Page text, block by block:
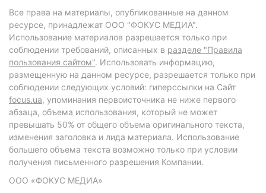
Все права на материалы, опубликованные на данном
ресурсе, принадлежат ООО "ФОКУС МЕДИА".
Использование материалов разрешается только при
соблюдении требований, описанных в разделе "Правила
пользования сайтом". Использовать информацию,
размещенную на данном ресурсе, разрешается только при
соблюдении следующих условий: гиперссылки на Сайт
focus.ua, упоминания первоисточника не ниже первого
абзаца, объема использования, который не может
превышать 50% от общего объема оригинального текста,
изменения заголовка и лида материала. Использование
большего объема текста возможно только при условии
получения письменного разрешения Компании.
ООО «ФОКУС МЕДИА»